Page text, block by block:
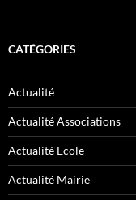
CATÉGORIES
Actualité
Actualité Associations
Actualité Ecole
Actualité Mairie